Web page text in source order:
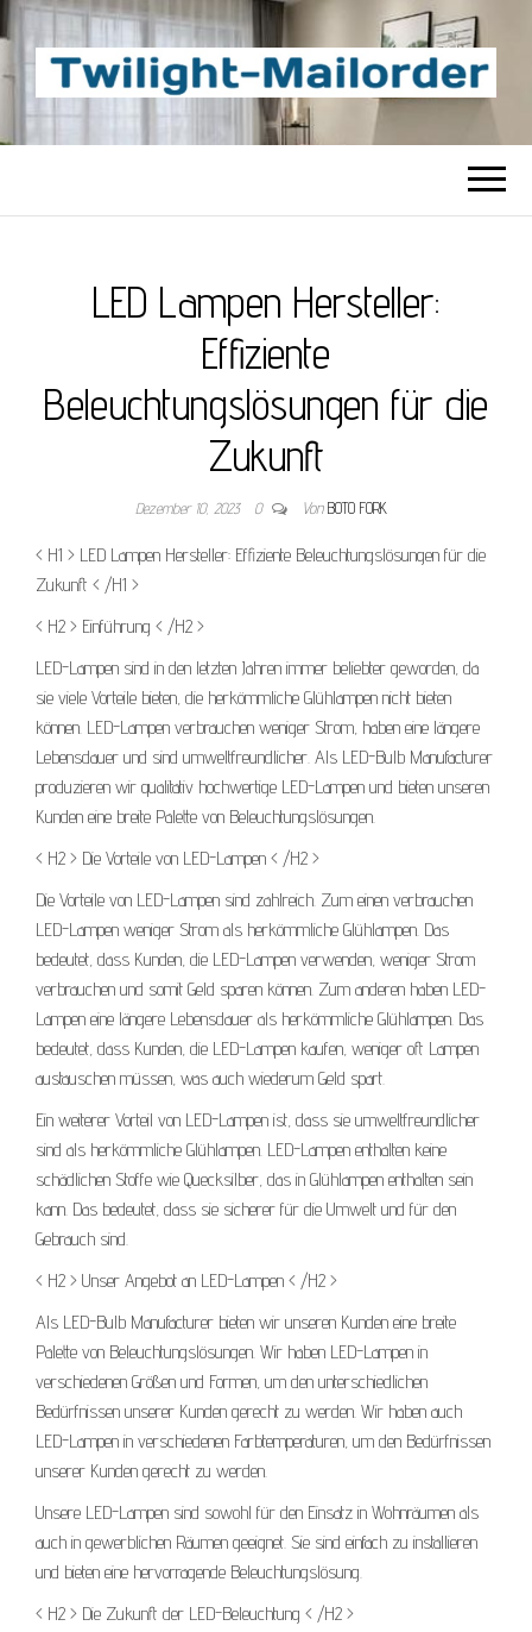
TWILIGHT-
MAILORDER
Beste Content-Sharing-Site
LED Lampen Hersteller:
Effiziente
Beleuchtungslösungen für die
Zukunft
Dezember 10, 2023 0 Von BOTO FORK
< H1 > LED Lampen Hersteller: Effiziente Beleuchtungslösungen für die
Zukunft < /H1 >
< H2 > Einführung < /H2 >
LED-Lampen sind in den letzten Jahren immer beliebter geworden, da
sie viele Vorteile bieten, die herkömmliche Glühlampen nicht bieten
können. LED-Lampen verbrauchen weniger Strom, haben eine längere
Lebensdauer und sind umweltfreundlicher. Als LED-Bulb Manufacturer
produzieren wir qualitativ hochwertige LED-Lampen und bieten unseren
Kunden eine breite Palette von Beleuchtungslösungen.
< H2 > Die Vorteile von LED-Lampen < /H2 >
Die Vorteile von LED-Lampen sind zahlreich. Zum einen verbrauchen
LED-Lampen weniger Strom als herkömmliche Glühlampen. Das
bedeutet, dass Kunden, die LED-Lampen verwenden, weniger Strom
verbrauchen und somit Geld sparen können. Zum anderen haben LED-
Lampen eine längere Lebensdauer als herkömmliche Glühlampen. Das
bedeutet, dass Kunden, die LED-Lampen kaufen, weniger oft Lampen
austauschen müssen, was auch wiederum Geld spart.
Ein weiterer Vorteil von LED-Lampen ist, dass sie umweltfreundlicher
sind als herkömmliche Glühlampen. LED-Lampen enthalten keine
schädlichen Stoffe wie Quecksilber, das in Glühlampen enthalten sein
kann. Das bedeutet, dass sie sicherer für die Umwelt und für den
Gebrauch sind.
< H2 > Unser Angebot an LED-Lampen < /H2 >
Als LED-Bulb Manufacturer bieten wir unseren Kunden eine breite
Palette von Beleuchtungslösungen. Wir haben LED-Lampen in
verschiedenen Größen und Formen, um den unterschiedlichen
Bedürfnissen unserer Kunden gerecht zu werden. Wir haben auch
LED-Lampen in verschiedenen Farbtemperaturen, um den Bedürfnissen
unserer Kunden gerecht zu werden.
Unsere LED-Lampen sind sowohl für den Einsatz in Wohnräumen als
auch in gewerblichen Räumen geeignet. Sie sind einfach zu installieren
und bieten eine hervorragende Beleuchtungslösung.
< H2 > Die Zukunft der LED-Beleuchtung < /H2 >